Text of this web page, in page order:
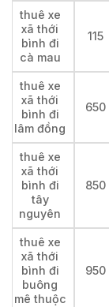
thuê xe
xã thới
bình đi
cà mau
115
thuê xe
xã thới
bình đi
lâm đồng
650
thuê xe
xã thới
bình đi
tây
nguyên
850
thuê xe
xã thới
bình đi
buông
mê thuộc
950